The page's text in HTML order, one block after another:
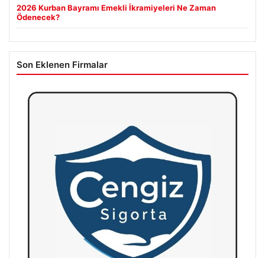
2026 Kurban Bayramı Emekli İkramiyeleri Ne Zaman
Ödenecek?
Son Eklenen Firmalar